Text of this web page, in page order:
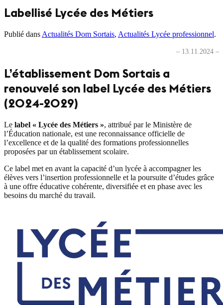
Labellisé Lycée des Métiers
Publié dans Actualités Dom Sortais, Actualités Lycée professionnel.
– 13.11.2024 –
L’établissement Dom Sortais a
renouvelé son label Lycée des Métiers
(2024-2029)
Le label « Lycée des Métiers », attribué par le Ministère de
l’Éducation nationale, est une reconnaissance officielle de
l’excellence et de la qualité des formations professionnelles
proposées par un établissement scolaire.
Ce label met en avant la capacité d’un lycée à accompagner les
élèves vers l’insertion professionnelle et la poursuite d’études grâce
à une offre éducative cohérente, diversifiée et en phase avec les
besoins du marché du travail.